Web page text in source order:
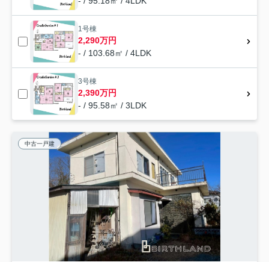
1号棟
2,290万円
- / 103.68㎡ / 4LDK
3号棟
2,390万円
- / 95.58㎡ / 3LDK
中古一戸建